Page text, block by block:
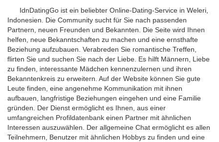
IdnDatingGo ist ein beliebter Online-Dating-Service in Weleri,
Indonesien. Die Community sucht für Sie nach passenden
Partnern, neuen Freunden und Bekannten. Die Seite wird Ihnen
helfen, neue Bekanntschaften zu machen und eine ernsthafte
Beziehung aufzubauen. Verabreden Sie romantische Treffen,
flirten Sie und suchen Sie nach der Liebe. Es hilft Männern, Liebe
zu finden, interessante Mädchen kennenzulernen und ihren
Bekanntenkreis zu erweitern. Auf der Website können Sie gute
Leute finden, eine angenehme Kommunikation mit ihnen
aufbauen, langfristige Beziehungen eingehen und eine Familie
gründen. Der Dienst ermöglicht es Ihnen, aus einer
umfangreichen Profildatenbank einen Partner mit ähnlichen
Interessen auszuwählen. Der allgemeine Chat ermöglicht es allen
Teilnehmern, Benutzer mit ähnlichen Hobbys zu finden und eine